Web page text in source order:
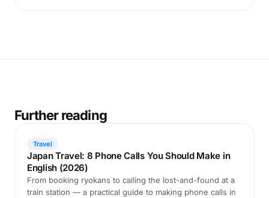
Further reading
Travel
Japan Travel: 8 Phone Calls You Should Make in
English (2026)
From booking ryokans to calling the lost-and-found at a
train station — a practical guide to making phone calls in